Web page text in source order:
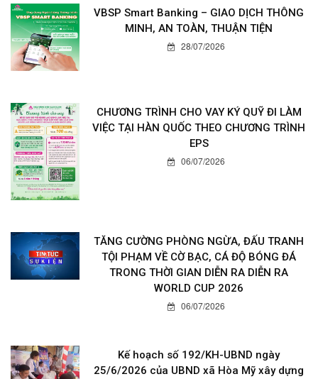
VBSP Smart Banking – GIAO DỊCH THÔNG
MINH, AN TOÀN, THUẬN TIỆN
28/07/2026
CHƯƠNG TRÌNH CHO VAY KÝ QUỸ ĐI LÀM
VIỆC TẠI HÀN QUỐC THEO CHƯƠNG TRÌNH
EPS
06/07/2026
TĂNG CƯỜNG PHÒNG NGỪA, ĐẤU TRANH
TỘI PHẠM VỀ CỜ BẠC, CÁ ĐỘ BÓNG ĐÁ
TRONG THỜI GIAN DIỄN RA DIỄN RA
WORLD CUP 2026
06/07/2026
Kế hoạch số 192/KH-UBND ngày
25/6/2026 của UBND xã Hòa Mỹ xây dựng